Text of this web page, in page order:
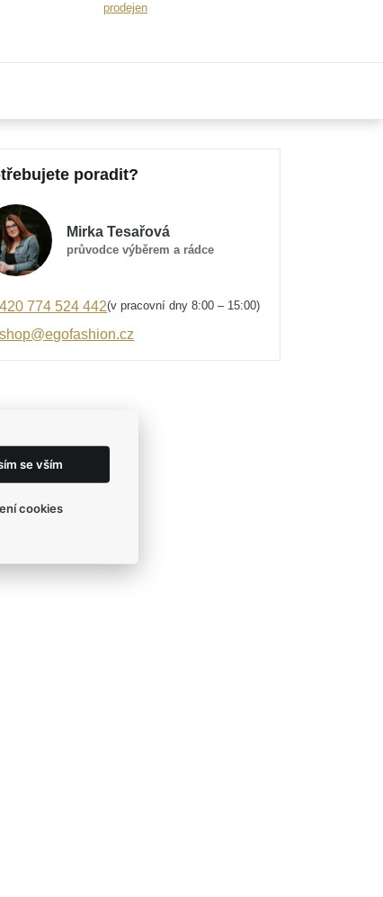
prodejen
poradit?
Mirka Tesařová
průvodce výběrem a rádce
774 524 442(v pracovní dny 8:00 – 15:00)
se vším
cookies